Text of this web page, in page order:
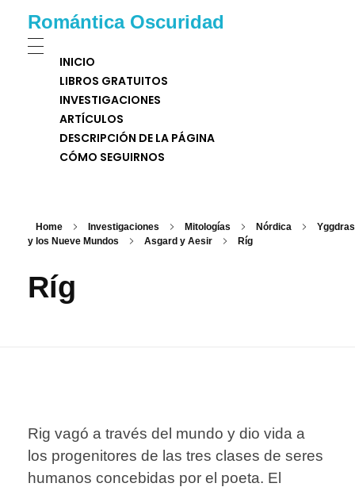
Romántica Oscuridad
INICIO
LIBROS GRATUITOS
INVESTIGACIONES
ARTÍCULOS
DESCRIPCIÓN DE LA PÁGINA
CÓMO SEGUIRNOS
Home Investigaciones Mitologías Nórdica
y los Nueve Mundos
Asgard y Aesir Ríg
Ríg
Rig vagó a través del mundo y dio vida a
los progenitores de las tres clases de seres
humanos concebidas por el poeta. El